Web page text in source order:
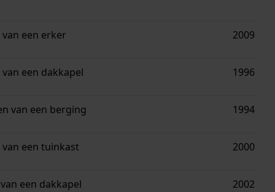
een erker 2009
een dakkapel 1996
van een berging 1994
een tuinkast 2000
een dakkapel 2002